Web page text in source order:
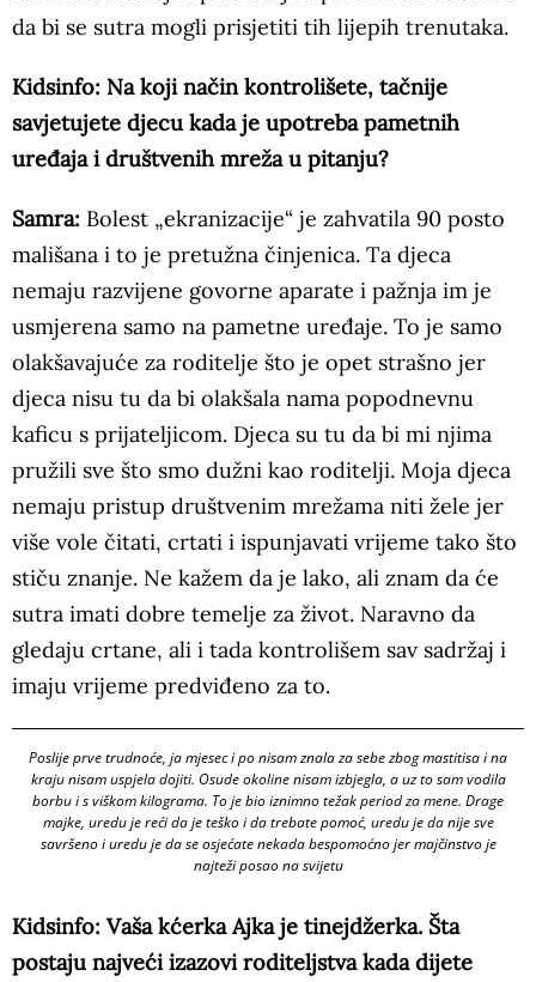
da bi se sutra mogli prisjetiti tih lijepih trenutaka.
Kidsinfo: Na koji način kontrolišete, tačnije
savjetujete djecu kada je upotreba pametnih
uređaja i društvenih mreža u pitanju?
Samra: Bolest „ekranizacije“ je zahvatila 90 posto
mališana i to je pretužna činjenica. Ta djeca
nemaju razvijene govorne aparate i pažnja im je
usmjerena samo na pametne uređaje. To je samo
olakšavajuće za roditelje što je opet strašno jer
djeca nisu tu da bi olakšala nama popodnevnu
kaficu s prijateljicom. Djeca su tu da bi mi njima
pružili sve što smo dužni kao roditelji. Moja djeca
nemaju pristup društvenim mrežama niti žele jer
više vole čitati, crtati i ispunjavati vrijeme tako što
stiču znanje. Ne kažem da je lako, ali znam da će
sutra imati dobre temelje za život. Naravno da
gledaju crtane, ali i tada kontrolišem sav sadržaj i
imaju vrijeme predviđeno za to.
Poslije prve trudnoće, ja mjesec i po nisam znala za sebe zbog mastitisa i na
kraju nisam uspjela dojiti. Osude okoline nisam izbjegla, a uz to sam vodila
borbu i s viškom kilograma. To je bio iznimno težak period za mene. Drage
majke, uredu je reći da je teško i da trebate pomoć, uredu je da nije sve
savršeno i uredu je da se osjećate nekada bespomoćno jer majčinstvo je
najteži posao na svijetu
Kidsinfo: Vaša kćerka Ajka je tinejdžerka. Šta
postaju najveći izazovi roditeljstva kada dijete